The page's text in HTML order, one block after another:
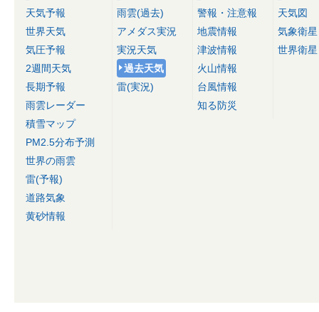
天気予報
世界天気
気圧予報
2週間天気
長期予報
雨雲レーダー
積雪マップ
PM2.5分布予測
世界の雨雲
雷(予報)
道路気象
黄砂情報
雨雲(過去)
アメダス実況
実況天気
過去天気
雷(実況)
警報・注意報
地震情報
津波情報
火山情報
台風情報
知る防災
天気図
気象衛星
世界衛星